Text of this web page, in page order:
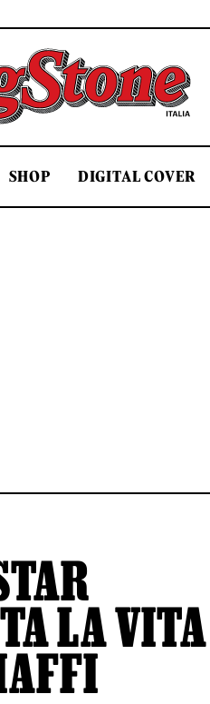
Rolling Stone Italia
SHOP DIGITAL COVER
LA VITA